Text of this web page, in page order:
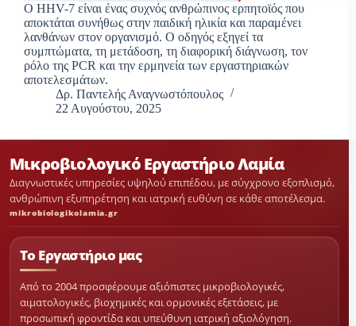
Ο HHV-7 είναι ένας συχνός ανθρώπινος ερπητοϊός που
αποκτάται συνήθως στην παιδική ηλικία και παραμένει
λανθάνων στον οργανισμό. Ο οδηγός εξηγεί τα
συμπτώματα, τη μετάδοση, τη διαφορική διάγνωση, τον
ρόλο της PCR και την ερμηνεία των εργαστηριακών
αποτελεσμάτων.
Δρ. Παντελής Αναγνωστόπουλος
22 Αυγούστου, 2025
Μικροβιολογικό Εργαστήριο Λαμία
Διαγνωστικές υπηρεσίες υψηλού επιπέδου, με σύγχρονο εξοπλισμό,
ανθρώπινη εξυπηρέτηση και ιατρική ευθύνη σε κάθε αποτέλεσμα.
mikrobiologikolamia.gr
Το Εργαστήριο μας
Από το 2004 προσφέρουμε αξιόπιστες μικροβιολογικές,
αιματολογικές, βιοχημικές και ορμονικές εξετάσεις, με
προσωπική φροντίδα και υπεύθυνη ιατρική αξιολόγηση.